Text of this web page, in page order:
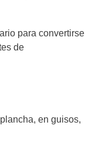
para convertirse
de
en guisos,